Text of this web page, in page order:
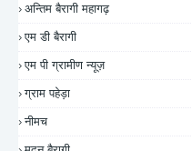
अन्तिम बैरागी महागढ़
एम डी बैरागी
एम पी ग्रामीण न्यूज़
ग्राम पहेड़ा
नीमच